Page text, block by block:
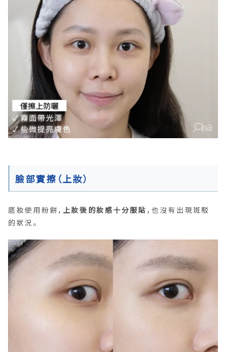
臉部實擦（上妝）
底妝使用粉餅， 上妝後的妝感十分服貼 ，也沒有出現斑駁
的狀況。